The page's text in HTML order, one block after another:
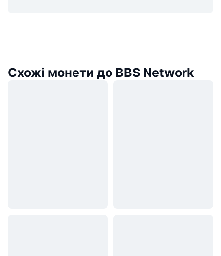
Схожі монети до BBS Network